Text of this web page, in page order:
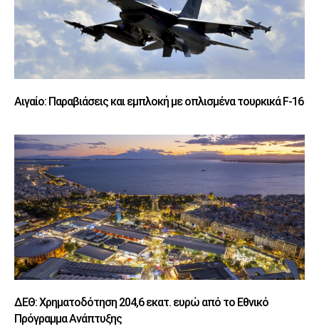
Αιγαίο: Παραβιάσεις και εμπλοκή με οπλισμένα τουρκικά F-16
ΔΕΘ: Χρηματοδότηση 204,6 εκατ. ευρώ από το Εθνικό
Πρόγραμμα Ανάπτυξης